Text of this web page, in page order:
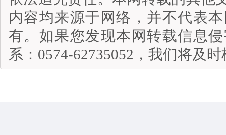
内容均来源于网络，并不代表
有。如果您发现本网转载信息
系：0574-62735052，我们将及